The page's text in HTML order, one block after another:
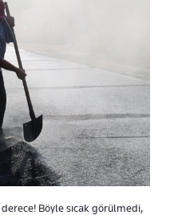
derece! Böyle sıcak görülmedi,